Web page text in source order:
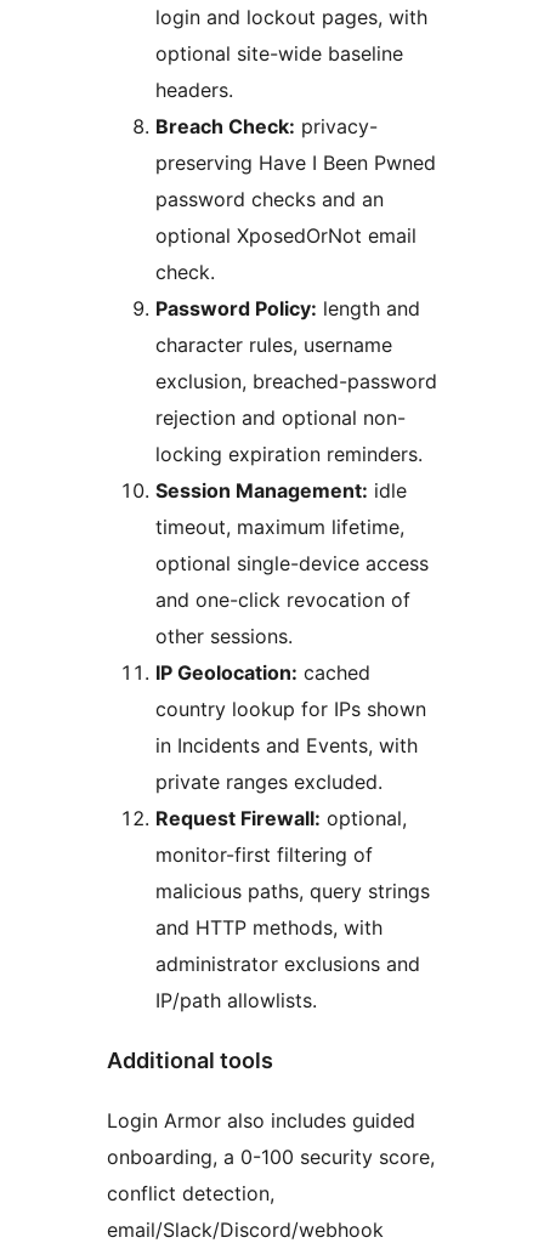
login and lockout pages, with
optional site-wide baseline
headers.
Breach Check: privacy-
preserving Have I Been Pwned
password checks and an
optional XposedOrNot email
check.
Password Policy: length and
character rules, username
exclusion, breached-password
rejection and optional non-
locking expiration reminders.
Session Management: idle
timeout, maximum lifetime,
optional single-device access
and one-click revocation of
other sessions.
IP Geolocation: cached
country lookup for IPs shown
in Incidents and Events, with
private ranges excluded.
Request Firewall: optional,
monitor-first filtering of
malicious paths, query strings
and HTTP methods, with
administrator exclusions and
IP/path allowlists.
Additional tools
Login Armor also includes guided
onboarding, a 0-100 security score,
conflict detection,
email/Slack/Discord/webhook